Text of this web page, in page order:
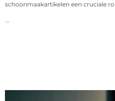
schoonmaakartikelen een cruciale
...